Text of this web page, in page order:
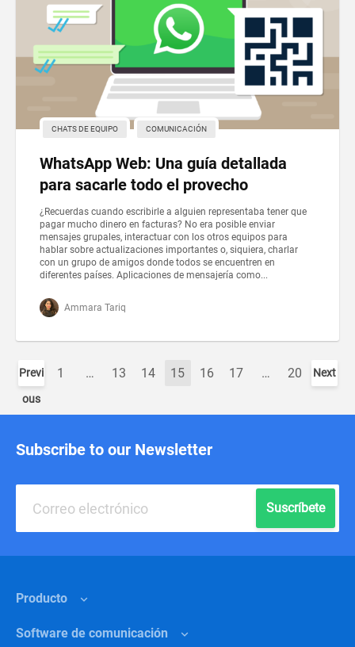
CHATS DE EQUIPO COMUNICACIÓN
WhatsApp Web: Una guía detallada
para sacarle todo el provecho
¿Recuerdas cuando escribirle a alguien representaba tener que
pagar mucho dinero en facturas? No era posible enviar
mensajes grupales, interactuar con los otros equipos para
hablar sobre actualizaciones importantes o, siquiera, charlar
con un grupo de amigos donde todos se encuentren en
diferentes países. Aplicaciones de mensajería como...
Ammara Tariq
Previ
ous
1 … 13 14 15 16 17 … 20 Next
Subscribe to our Newsletter
Suscríbete
Producto
Funciones
Software de comunicación